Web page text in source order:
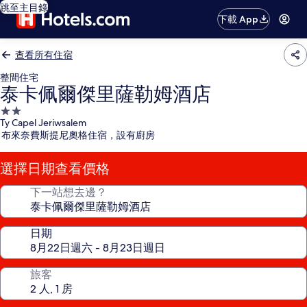
跳至主目錄
下載 App
查看所有住宿
整間住宅
泰卡佩爾傑里薩勒姆酒店
2.0
星
級
住
宿
Ty Capel Jeriwsalem
布來奈費斯提尼奧格住宿，設有廚房
選擇日期查看價格
下一站想去邊？
日期
旅客